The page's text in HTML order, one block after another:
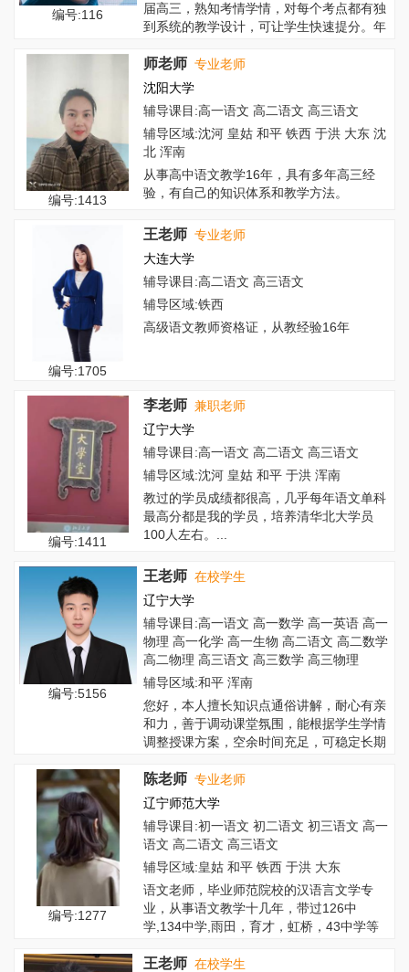
编号:116
届高三，熟知考情学情，对每个考点都有独
到系统的教学设计，可让学生快速提分。年
编号:1413
师老师 专业老师
沈阳大学
辅导课目:高一语文 高二语文 高三语文
辅导区域:沈河 皇姑 和平 铁西 于洪 大东 沈
北 浑南
从事高中语文教学16年，具有多年高三经
验，有自己的知识体系和教学方法。
编号:1705
王老师 专业老师
大连大学
辅导课目:高二语文 高三语文
辅导区域:铁西
高级语文教师资格证，从教经验16年
编号:1411
李老师 兼职老师
辽宁大学
辅导课目:高一语文 高二语文 高三语文
辅导区域:沈河 皇姑 和平 于洪 浑南
教过的学员成绩都很高，几乎每年语文单科
最高分都是我的学员，培养清华北大学员
100人左右。...
编号:5156
王老师 在校学生
辽宁大学
辅导课目:高一语文 高一数学 高一英语 高一
物理 高一化学 高一生物 高二语文 高二数学
高二物理 高三语文 高三数学 高三物理
辅导区域:和平 浑南
您好，本人擅长知识点通俗讲解，耐心有亲
和力，善于调动课堂氛围，能根据学生学情
调整授课方案，空余时间充足，可稳定长期
编号:1277
陈老师 专业老师
辽宁师范大学
辅导课目:初一语文 初二语文 初三语文 高一
语文 高二语文 高三语文
辅导区域:皇姑 和平 铁西 于洪 大东
语文老师，毕业师范院校的汉语言文学专
业，从事语文教学十几年，带过126中
学,134中学,雨田，育才，虹桥，43中学等
王老师 在校学生